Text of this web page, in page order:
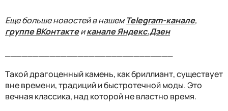
Еще больше новостей в нашемTelegram-канале,
группе ВКонтактеиканале Яндекс.Дзен
Такой драгоценный камень, как бриллиант, существует
вне времени, традиций и быстротечной моды. Это
вечная классика, над которой не властно время.